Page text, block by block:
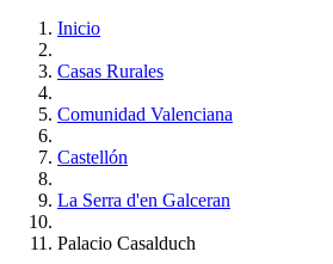
Inicio
Casas Rurales
Comunidad Valenciana
Castellón
La Serra d'en Galceran
Palacio Casalduch